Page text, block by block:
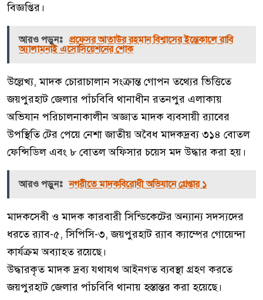
বিজ্ঞপ্তির।
আরও পড়ুনঃ প্রফেসর আতাউর রহমান বিশ্বাসের ইন্তেকালে রাবি
অ্যালামনাই এসোসিয়েশনের শোক
উল্লেখ্য, মাদক চোরাচালান সংক্রান্ত গোপন তথ্যের ভিত্তিতে
জয়পুরহাট জেলার পাঁচবিবি থানাধীন রতনপুর এলাকায়
অভিযান পরিচালনাকালীন অজ্ঞাত মাদক ব্যবসায়ী র‌্যাবের
উপস্থিতি টের পেয়ে নেশা জাতীয় অবৈধ মাদকদ্রব্য ৩১৪ বোতল
ফেন্সিডিল এবং ৮ বোতল অফিসার চয়েস মদ উদ্ধার করা হয়।
আরও পড়ুনঃ নগরীতে মাদকবিরোধী অভিযানে গ্রেপ্তার ১
মাদকসেবী ও মাদক কারবারী সিন্ডিকেটের অন্যান্য সদস্যদের
ধরতে র‌্যাব-৫, সিপিসি-৩, জয়পুরহাট র‌্যাব ক্যাম্পের গোয়েন্দা
কার্যক্রম অব্যাহত রয়েছে।
উদ্ধারকৃত মাদক দ্রব্য যথাযথ আইনগত ব্যবস্থা গ্রহণ করতে
জয়পুরহাট জেলার পাঁচবিবি থানায় হস্তান্তর করা হয়েছে।